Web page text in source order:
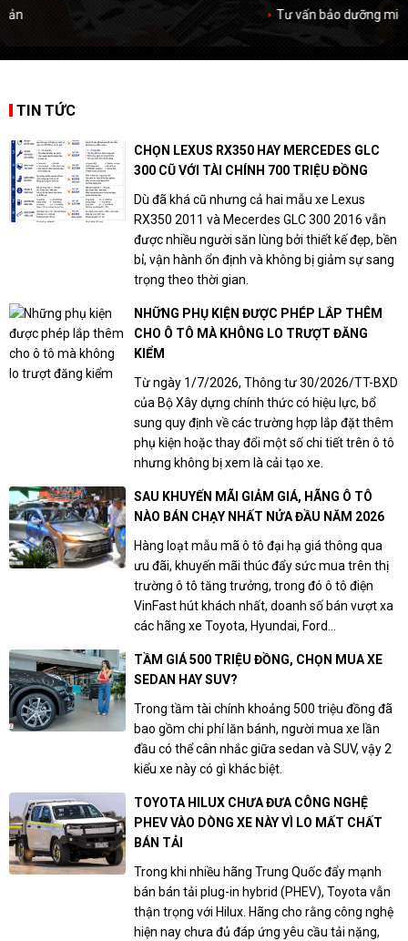
Tư vấn bảo dưỡng miễn phí
TIN TỨC
CHỌN LEXUS RX350 HAY MERCEDES GLC
300 CŨ VỚI TÀI CHÍNH 700 TRIỆU ĐỒNG
Dù đã khá cũ nhưng cả hai mẫu xe Lexus
RX350 2011 và Mecerdes GLC 300 2016 vẫn
được nhiều người săn lùng bởi thiết kế đẹp, bền
bỉ, vận hành ổn định và không bị giảm sự sang
trọng theo thời gian.
NHỮNG PHỤ KIỆN ĐƯỢC PHÉP LẮP THÊM
CHO Ô TÔ MÀ KHÔNG LO TRƯỢT ĐĂNG
KIỂM
Từ ngày 1/7/2026, Thông tư 30/2026/TT-BXD
của Bộ Xây dựng chính thức có hiệu lực, bổ
sung quy định về các trường hợp lắp đặt thêm
phụ kiện hoặc thay đổi một số chi tiết trên ô tô
nhưng không bị xem là cải tạo xe.
SAU KHUYẾN MÃI GIẢM GIÁ, HÃNG Ô TÔ
NÀO BÁN CHẠY NHẤT NỬA ĐẦU NĂM 2026
Hàng loạt mẫu mã ô tô đại hạ giá thông qua
ưu đãi, khuyến mãi thúc đẩy sức mua trên thị
trường ô tô tăng trưởng, trong đó ô tô điện
VinFast hút khách nhất, doanh số bán vượt xa
các hãng xe Toyota, Hyundai, Ford…
TẦM GIÁ 500 TRIỆU ĐỒNG, CHỌN MUA XE
SEDAN HAY SUV?
Trong tầm tài chính khoảng 500 triệu đồng đã
bao gồm chi phí lăn bánh, người mua xe lần
đầu có thể cân nhắc giữa sedan và SUV, vậy 2
kiểu xe này có gì khác biệt.
TOYOTA HILUX CHƯA ĐƯA CÔNG NGHỆ
PHEV VÀO DÒNG XE NÀY VÌ LO MẤT CHẤT
BÁN TẢI
Trong khi nhiều hãng Trung Quốc đẩy mạnh
bán bán tải plug-in hybrid (PHEV), Toyota vẫn
thận trọng với Hilux. Hãng cho rằng công nghệ
hiện nay chưa đủ đáp ứng yêu cầu tải nặng,